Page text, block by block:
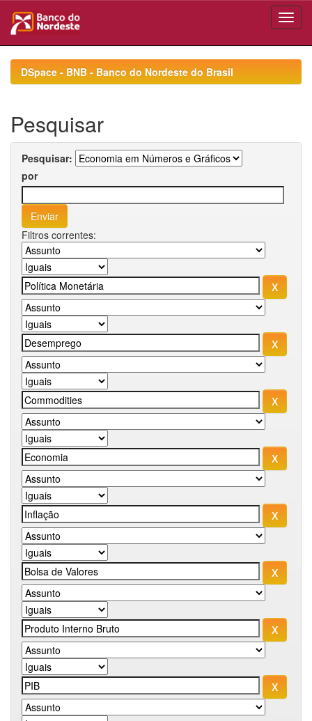
navigationDSpace - BNB - Banco do Nordeste do Brasil
Pesquisar
Pesquisar:
por
Filtros correntes: